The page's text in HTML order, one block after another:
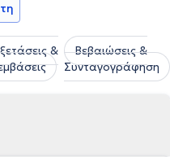
&
Βεβαιώσεις &
Συνταγογράφηση